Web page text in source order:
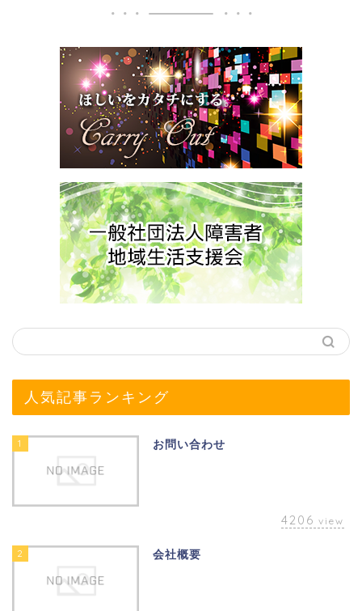
人気記事ランキング
1 お問い合わせ
4206 view
2 会社概要